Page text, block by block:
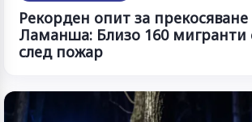
Рекорден опит за прекосяване
Ламанша: Близо 160 мигранти
след пожар